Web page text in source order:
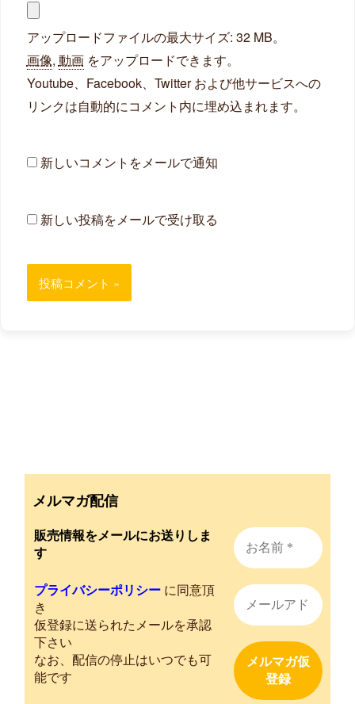
アップロードファイルの最大サイズ: 32 MB。
画像, 動画をアップロードできます。
Youtube、Facebook、Twitter および他サービスへの
リンクは自動的にコメント内に埋め込まれます。
新しいコメントをメールで通知
新しい投稿をメールで受け取る
メルマガ配信
販売情報をメールにお送りしま
す
プライバシーポリシー に同意頂
き
仮登録に送られたメールを承認
下さい
なお、配信の停止はいつでも可
能です